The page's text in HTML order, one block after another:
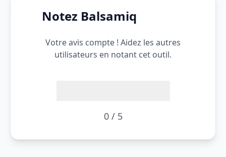
Notez Balsamiq
Votre avis compte ! Aidez les autres
utilisateurs en notant cet outil.
0 / 5